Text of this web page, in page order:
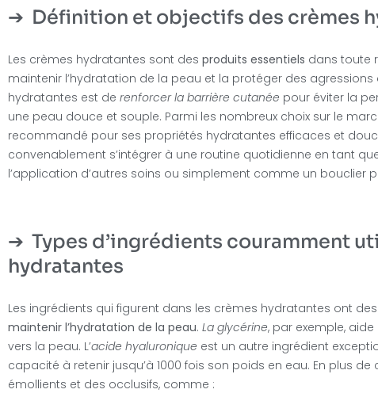
Définition et objectifs des crèmes
Les crèmes hydratantes sont des produits essentiels dans toute
maintenir l’hydratation de la peau et la protéger des
hydratantes est de renforcer la barrière cutanée pour éviter la
une peau douce et souple. Parmi les nombreux choix sur le
recommandé pour ses propriétés hydratantes efficaces et
convenablement s’intégrer à une routine quotidienne en tant
l’application d’autres soins ou simplement comme un bouclier
Types d’ingrédients couramment
hydratantes
Les ingrédients qui figurent dans les crèmes hydratantes ont
maintenir l’hydratation de la peau. La glycérine, par exemple,
vers la peau. L’acide hyaluronique est un autre ingrédient
capacité à retenir jusqu’à 1000 fois son poids en eau. En plus
émollients et des occlusifs, comme :